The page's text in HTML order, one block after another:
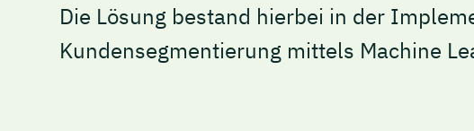
Die Lösung bestand hierbei in der
Kundensegmentierung mittels Machine